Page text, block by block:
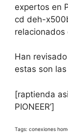
expertos en
cd deh-
relacionados
Han
estas son
[raptienda
PIONEER’]
Tags: conexiones